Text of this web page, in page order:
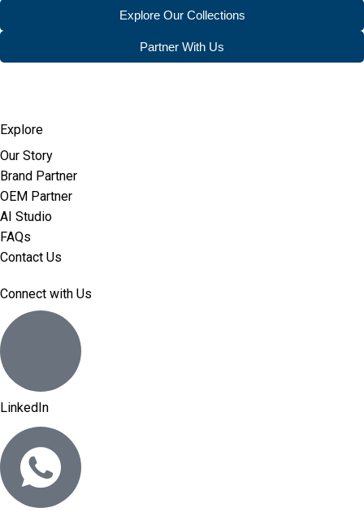
Explore Our Collections
Partner With Us
Explore
Our Story
Brand Partner
OEM Partner
AI Studio
FAQs
Contact Us
Connect with Us
LinkedIn